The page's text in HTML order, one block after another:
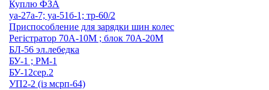
Куплю ФЗА
уа-27а-7; уа-51б-1; тр-60/2
Приспособление для зарядки шин колес
Регістратор 70А-10М ; блок 70А-20М
БЛ-56 эл.лебедка
БУ-1 ; РМ-1
БУ-12сер.2
УП2-2 (із мсрп-64)